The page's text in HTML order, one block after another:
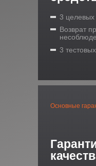
3 целевых
Возврат
3
Основные